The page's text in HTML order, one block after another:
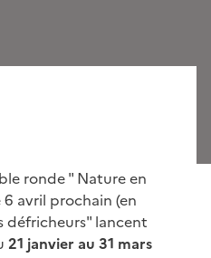
ronde " Nature en
avril prochain (en
défricheurs" lancent
21 janvier au 31 mars